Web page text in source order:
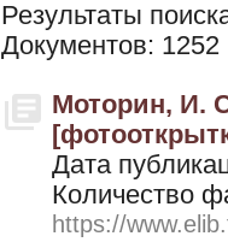
Результаты
Документов: 1252
Моторин, И.
Дата
Количество
https://